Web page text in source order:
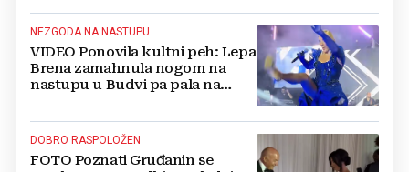
NEZGODA NA NASTUPU
VIDEO Ponovila kultni peh: Lepa
Brena zamahnula nogom na
nastupu u Budvi pa pala na
DOBRO RASPOLOŽEN
FOTO Poznati Gruđanin se